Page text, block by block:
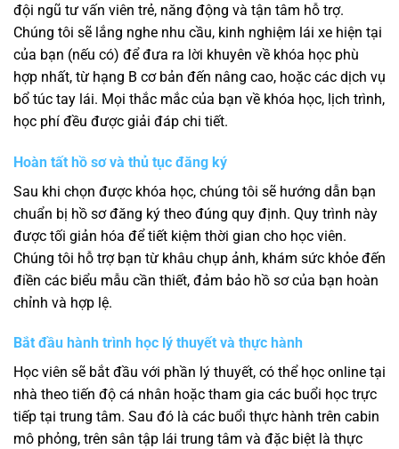
đội ngũ tư vấn viên trẻ, năng động và tận tâm hỗ trợ.
Chúng tôi sẽ lắng nghe nhu cầu, kinh nghiệm lái xe hiện tại
của bạn (nếu có) để đưa ra lời khuyên về khóa học phù
hợp nhất, từ hạng B cơ bản đến nâng cao, hoặc các dịch vụ
bổ túc tay lái. Mọi thắc mắc của bạn về khóa học, lịch trình,
học phí đều được giải đáp chi tiết.
Hoàn tất hồ sơ và thủ tục đăng ký
Sau khi chọn được khóa học, chúng tôi sẽ hướng dẫn bạn
chuẩn bị hồ sơ đăng ký theo đúng quy định. Quy trình này
được tối giản hóa để tiết kiệm thời gian cho học viên.
Chúng tôi hỗ trợ bạn từ khâu chụp ảnh, khám sức khỏe đến
điền các biểu mẫu cần thiết, đảm bảo hồ sơ của bạn hoàn
chỉnh và hợp lệ.
Bắt đầu hành trình học lý thuyết và thực hành
Học viên sẽ bắt đầu với phần lý thuyết, có thể học online tại
nhà theo tiến độ cá nhân hoặc tham gia các buổi học trực
tiếp tại trung tâm. Sau đó là các buổi thực hành trên cabin
mô phỏng, trên sân tập lái trung tâm và đặc biệt là thực